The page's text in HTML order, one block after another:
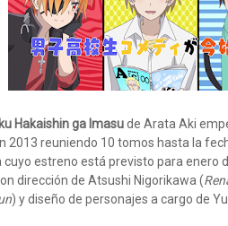
Hakaishin ga Imasude Arata Aki
2013 reuniendo 10 tomos hasta la
cuyo estreno está previsto para enero
dirección de Atsushi Nigorikawa (
) y diseño de personajes a cargo de